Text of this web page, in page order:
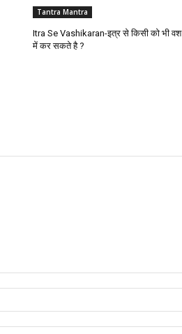
Tantra Mantra
Itra Se Vashikaran-इत्र से किसी को भी वश
में कर सकते है ?